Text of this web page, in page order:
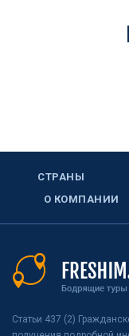
СТРАНЫ
О КОМПАНИИ
Статьи 437 (2)